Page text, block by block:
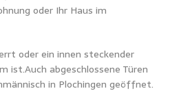
oder Ihr Haus im
oder ein innen steckender
ist.Auch abgeschlossene Türen
in Plochingen geöffnet.